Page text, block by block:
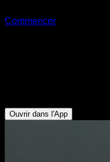
Commencer
Ouvrir dans l'App